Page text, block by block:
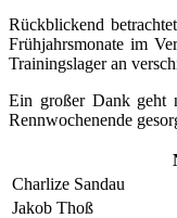
Rückblickend
Frühjahrsmonate im
Trainingslager an
Ein großer Dank geht
Rennwochenende
Charlize Sandau
Jakob Thoß